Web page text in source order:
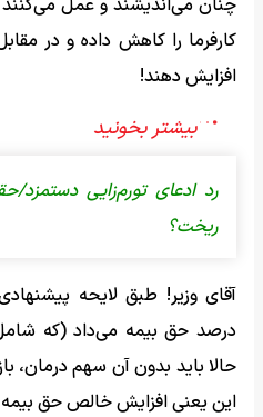
چنان می‌اندیشند و عمل
کارفرما را کاهش داده و در
افزایش دهند!
رد ادعای تورم‌زایی دستمزد/
ریخت؟
این یعنی افزایش خالص حق بیمه‌